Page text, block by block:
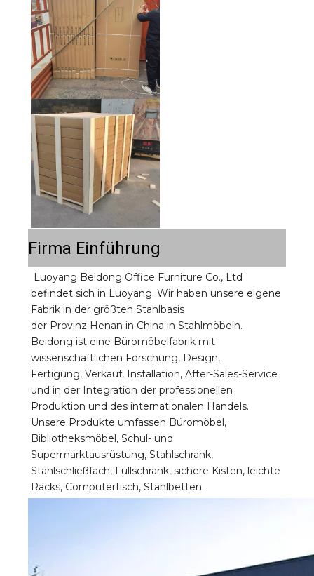
Firma Einführung
Luoyang Beidong Office Furniture Co., Ltd
befindet sich in Luoyang. Wir haben unsere eigene
Fabrik in der größten Stahlbasis
der Provinz Henan in China in Stahlmöbeln.
Beidong ist eine Büromöbelfabrik mit
wissenschaftlichen Forschung, Design,
Fertigung, Verkauf, Installation, After-Sales-Service
und in der Integration der professionellen
Produktion und des internationalen Handels.
Unsere Produkte umfassen Büromöbel,
Bibliotheksmöbel, Schul- und
Supermarktausrüstung, Stahlschrank,
Stahlschließfach, Füllschrank, sichere Kisten, leichte
Racks, Computertisch, Stahlbetten.